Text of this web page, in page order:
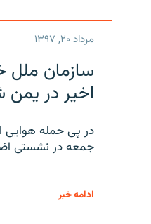
مرداد ۲۰, ۱۳۹۷
سازمان ملل
اخیر در
در پی حمله هوایی
جمعه در نشستی
ادامه خبر